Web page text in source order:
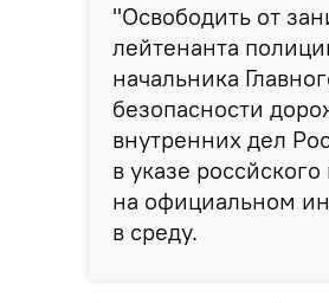
"Освободить от
лейтенанта
начальника
безопасности
внутренних дел
в указе
на официальном
в среду.